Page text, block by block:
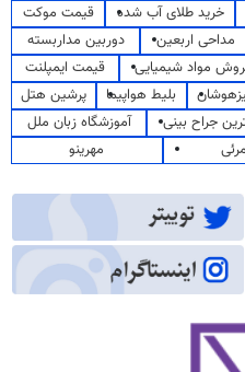
خرید طلای آب شده
قیمت موکت
مداحی اربعین
دوربین مداربسته
مواد شیمیایی
قیمت ایمپلنت
بلیط هواپیما
پرشین هتل
جراح بینی
آموزشگاه زبان ملل
مهرینو